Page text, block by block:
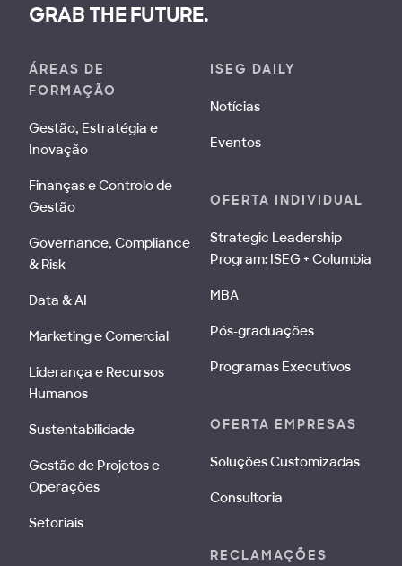
GRAB THE FUTURE.
ÁREAS DE
FORMAÇÃO
Gestão, Estratégia e
Inovação
Finanças e Controlo de
Gestão
Governance, Compliance
& Risk
Data & AI
Marketing e Comercial
Liderança e Recursos
Humanos
Sustentabilidade
Gestão de Projetos e
Operações
Setoriais
ISEG DAILY
Notícias
Eventos
OFERTA INDIVIDUAL
Strategic Leadership
Program: ISEG + Columbia
MBA
Pós-graduações
Programas Executivos
OFERTA EMPRESAS
Soluções Customizadas
Consultoria
RECLAMAÇÕES